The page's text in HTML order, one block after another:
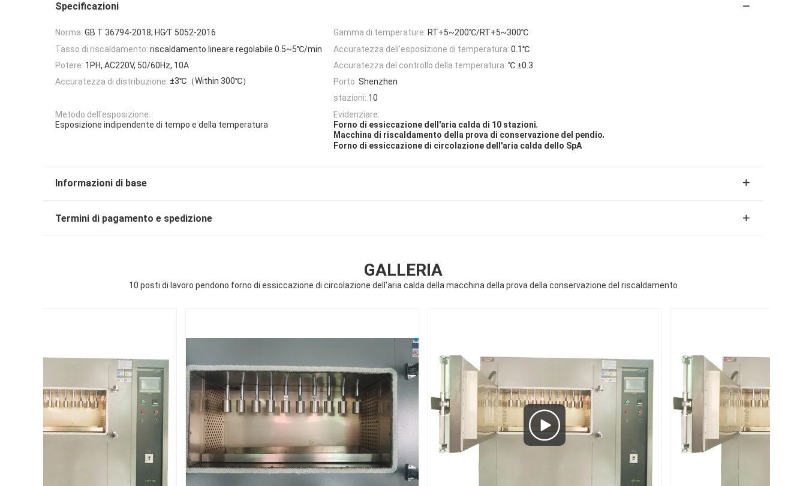
Specificazioni
Norma: GB T 36794-2018; HG∕T 5052-2016 Gamma di temperature: RT+5~200℃/RT+5~300℃
Tasso di riscaldamento: riscaldamento lineare regolabile 0.5~5℃/min Accuratezza dell'esposizione di temperatura: 0.1℃
Potere: 1PH, AC220V, 50/60Hz, 10A Accuratezza del controllo della temperatura: ℃ ±0.3
Accuratezza di distribuzione: ±3℃（Within 300℃） Porto: Shenzhen
stazioni: 10
Metodo dell'esposizione:
Esposizione indipendente di tempo e della temperatura
Evidenziare:
Forno di essiccazione dell'aria calda di 10 stazioni,
Macchina di riscaldamento della prova di conservazione del pendio,
Forno di essiccazione di circolazione dell'aria calda dello SpA
Informazioni di base
Termini di pagamento e spedizione
GALLERIA
10 posti di lavoro pendono forno di essiccazione di circolazione dell'aria calda della macchina della prova della conservazione del riscaldamento